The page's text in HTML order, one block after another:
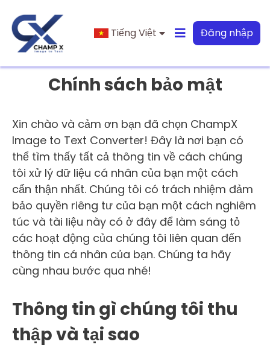
Tiếng Việt Đăng nhập
Chính sách bảo mật
Xin chào và cảm ơn bạn đã chọn ChampX
Image to Text Converter! Đây là nơi bạn có
thể tìm thấy tất cả thông tin về cách chúng
tôi xử lý dữ liệu cá nhân của bạn một cách
cẩn thận nhất. Chúng tôi có trách nhiệm đảm
bảo quyền riêng tư của bạn một cách nghiêm
túc và tài liệu này có ở đây để làm sáng tỏ
các hoạt động của chúng tôi liên quan đến
thông tin cá nhân của bạn. Chúng ta hãy
cùng nhau bước qua nhé!
Thông tin gì chúng tôi thu
thập và tại sao